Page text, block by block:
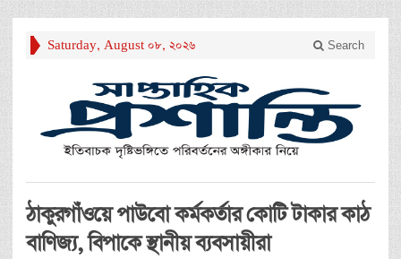
Saturday, August 08, 2026 Search
ঠাকুরগাঁওয়ে পাউবো কর্মকর্তার কোটি টাকার কাঠ
বাণিজ্য, বিপাকে স্থানীয় ব্যবসায়ীরা